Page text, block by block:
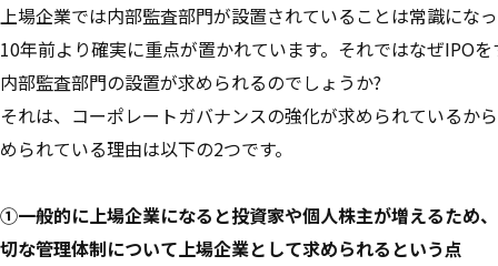
上場企業では内部監査部門が設置されていることは常識にな
10年前より確実に重点が置かれています。それではなぜIPO
内部監査部門の設置が求められるのでしょうか?
それは、コーポレートガバナンスの強化が求められているか
められている理由は以下の2つです。
①一般的に上場企業になると投資家や個人株主が増えるため
切な管理体制について上場企業として求められるという点